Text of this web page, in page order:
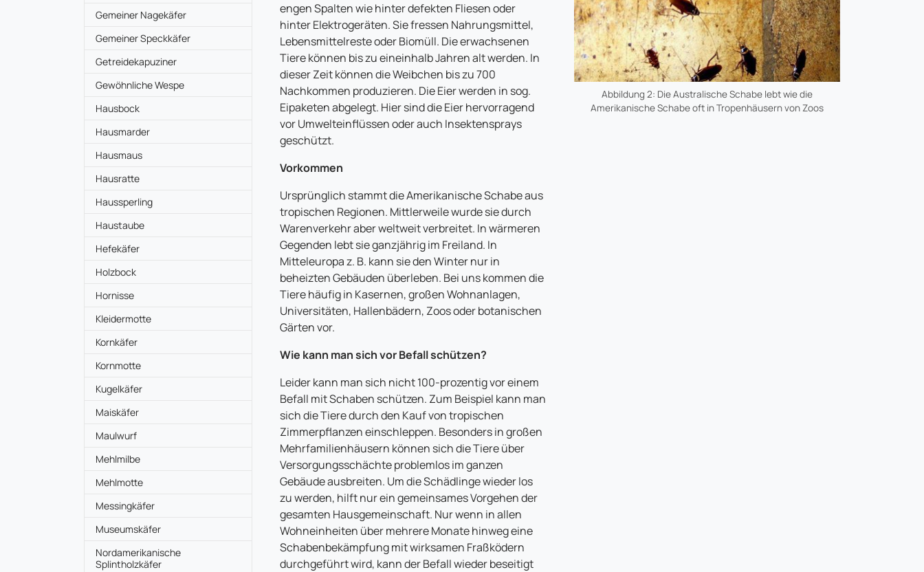
Gemeiner Nagekäfer
Gemeiner Speckkäfer
Getreidekapuziner
Gewöhnliche Wespe
Hausbock
Hausmarder
Hausmaus
Hausratte
Haussperling
Haustaube
Hefekäfer
Holzbock
Hornisse
Kleidermotte
Kornkäfer
Kornmotte
Kugelkäfer
Maiskäfer
Maulwurf
Mehlmilbe
Mehlmotte
Messingkäfer
Museumskäfer
Nordamerikanische
Splintholzkäfer
Abbildung 2: Die Australische Schabe lebt wie die
Amerikanische Schabe oft in Tropenhäusern von Zoos
engen Spalten wie hinter defekten Fliesen oder
hinter Elektrogeräten. Sie fressen Nahrungsmittel,
Lebensmittelreste oder Biomüll. Die erwachsenen
Tiere können bis zu eineinhalb Jahren alt werden. In
dieser Zeit können die Weibchen bis zu 700
Nachkommen produzieren. Die Eier werden in sog.
Eipaketen abgelegt. Hier sind die Eier hervorragend
vor Umwelteinflüssen oder auch Insektensprays
geschützt.
Vorkommen
Ursprünglich stammt die Amerikanische Schabe aus
tropischen Regionen. Mittlerweile wurde sie durch
Warenverkehr aber weltweit verbreitet. In wärmeren
Gegenden lebt sie ganzjährig im Freiland. In
Mitteleuropa z. B. kann sie den Winter nur in
beheizten Gebäuden überleben. Bei uns kommen die
Tiere häufig in Kasernen, großen Wohnanlagen,
Universitäten, Hallenbädern, Zoos oder botanischen
Gärten vor.
Wie kann man sich vor Befall schützen?
Leider kann man sich nicht 100-prozentig vor einem
Befall mit Schaben schützen. Zum Beispiel kann man
sich die Tiere durch den Kauf von tropischen
Zimmerpflanzen einschleppen. Besonders in großen
Mehrfamilienhäusern können sich die Tiere über
Versorgungsschächte problemlos im ganzen
Gebäude ausbreiten. Um die Schädlinge wieder los
zu werden, hilft nur ein gemeinsames Vorgehen der
gesamten Hausgemeinschaft. Nur wenn in allen
Wohneinheiten über mehrere Monate hinweg eine
Schabenbekämpfung mit wirksamen Fraßködern
durchgeführt wird, kann der Befall wieder beseitigt